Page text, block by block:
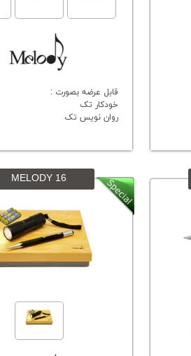
قابل عرضه بصورت :
خودکار تک
روان نویس تک
MELODY 16